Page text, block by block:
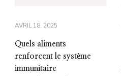
AVRIL 18, 2025
Quels aliments
renforcent le système
immunitaire